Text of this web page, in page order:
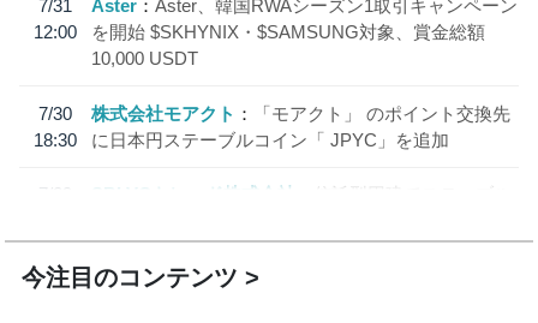
7/31
12:00
Aster
Aster、韓国RWAシーズン1取引キャンペーン
を開始 $SKHYNIX・$SAMSUNG対象、賞金総額
10,000 USDT
7/30
18:30
株式会社モアクト
「モアクト」 のポイント交換先
に日本円ステーブルコイン「 JPYC」を追加
7/29
SBI VCトレード株式会社
信託型円建てステーブル
今注目のコンテンツ